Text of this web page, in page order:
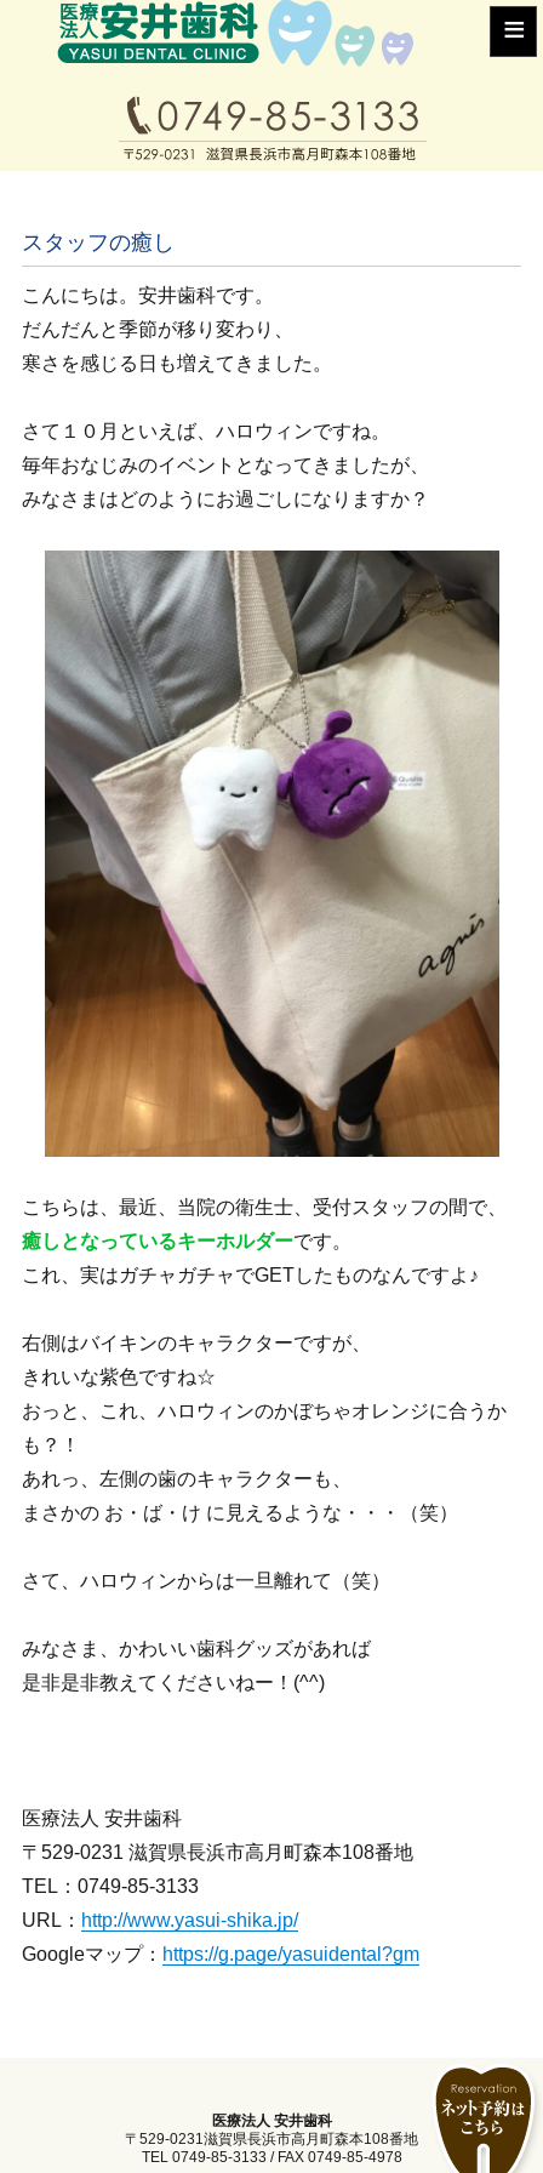
≡
スタッフの癒し
こんにちは。安井歯科です。
だんだんと季節が移り変わり、
寒さを感じる日も増えてきました。
さて１０月といえば、ハロウィンですね。
毎年おなじみのイベントとなってきましたが、
みなさまはどのようにお過ごしになりますか？
こちらは、最近、当院の衛生士、受付スタッフの間で、
癒しとなっているキーホルダーです。
これ、実はガチャガチャでGETしたものなんですよ♪
右側はバイキンのキャラクターですが、
きれいな紫色ですね☆
おっと、これ、ハロウィンのかぼちゃオレンジに合うか
も？！
あれっ、左側の歯のキャラクターも、
まさかの お・ば・け に見えるような・・・（笑）
さて、ハロウィンからは一旦離れて（笑）
みなさま、かわいい歯科グッズがあれば
是非是非教えてくださいねー！(^^)
医療法人 安井歯科
〒529-0231 滋賀県長浜市高月町森本108番地
TEL：0749-85-3133
URL： http://www.yasui-shika.jp/
Googleマップ： https://g.page/yasuidental?gm
医療法人 安井歯科
〒529-0231滋賀県長浜市高月町森本108番地
TEL 0749-85-3133 / FAX 0749-85-4978